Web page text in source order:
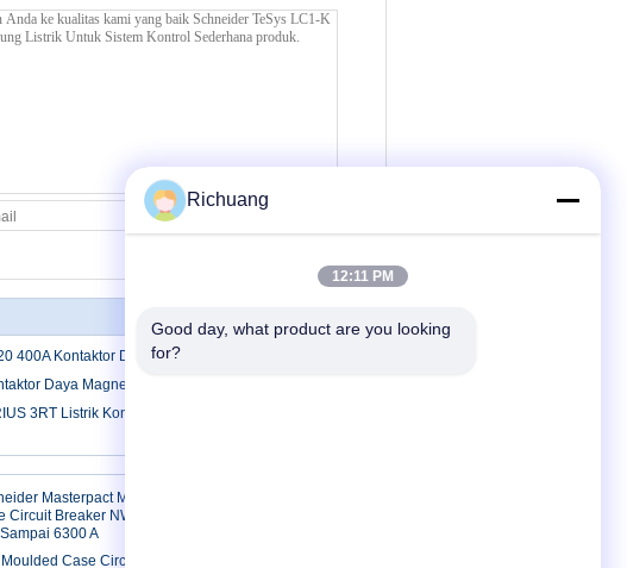
400A Kontaktor Daya Tinggi Kontaktor Magnetik
Daya Magnetik 400 Ampere
3RT Listrik Kontaktor / 3 Polandia DC Kontaktor
Masterpact Molded
Circuit Breaker NW MW
6300 A
Case Circuit
Richuang
12:11 PM
Good day, what product are you looking
for?